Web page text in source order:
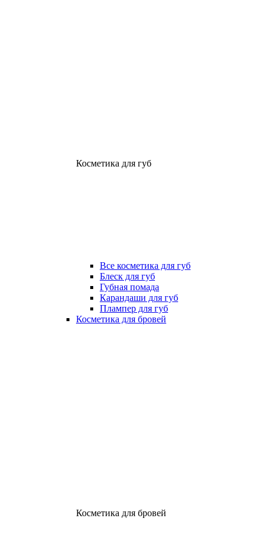
Косметика для губ
Все косметика для губ
Блеск для губ
Губная помада
Карандаши для губ
Плампер для губ
Косметика для бровей
Косметика для бровей